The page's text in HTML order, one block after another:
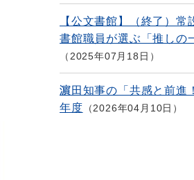
【公文書館】（終了）常
書館職員が選ぶ「推しの
2025年07月18日
濵田知事の「共感と前進
年度
2026年04月10日